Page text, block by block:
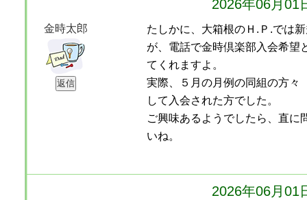
2026年06月01
金時太郎
たしかに、大箱根のＨ.Ｐ.では
が、電話で金時倶楽部入会希望
てくれますよ。
実際、５月の月例の同組の方々
して入会された方でした。
ご興味あるようでしたら、直に
いね。
2026年06月01